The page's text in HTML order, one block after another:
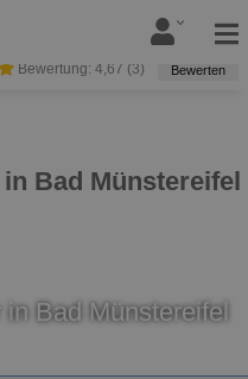
Bad Münstereifel
Bewertung: 4,67 (3) Bewerten
Bad Münstereifel